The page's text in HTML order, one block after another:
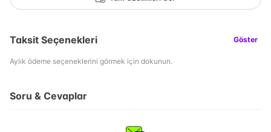
Taksit Seçenekleri Göster
Aylık ödeme seçeneklerini görmek için dokunun.
Soru & Cevaplar